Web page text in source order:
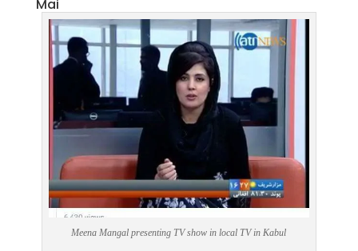
Mai
Meena Mangal presenting TV show in local TV in Kabul